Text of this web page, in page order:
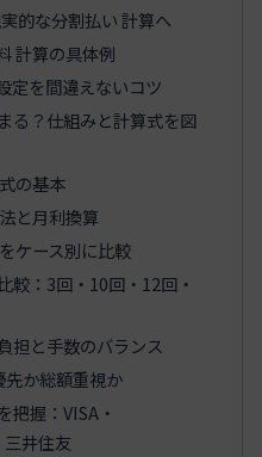
的な分割払い 計算へ
計算の具体例
定を間違えないコツ
る？仕組みと計算式を図
の基本
と月利換算
ケース別に比較
較：3回・10回・12回・
担と手数のバランス
か総額重視か
把握：VISA・
井住友